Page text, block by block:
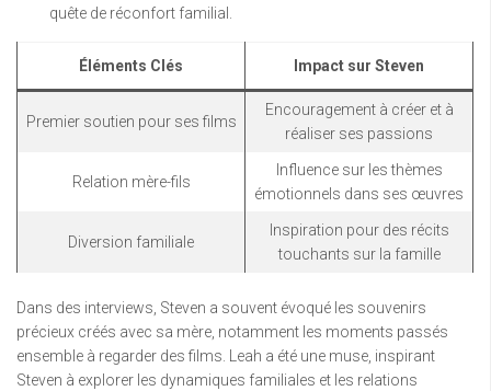
quête de réconfort familial.
Éléments Clés Impact sur Steven
Premier soutien pour ses films
Encouragement à créer et à
réaliser ses passions
Relation mère-fils
Influence sur les thèmes
émotionnels dans ses œuvres
Diversion familiale
Inspiration pour des récits
touchants sur la famille
Dans des interviews, Steven a souvent évoqué les souvenirs
précieux créés avec sa mère, notamment les moments passés
ensemble à regarder des films. Leah a été une muse, inspirant
Steven à explorer les dynamiques familiales et les relations